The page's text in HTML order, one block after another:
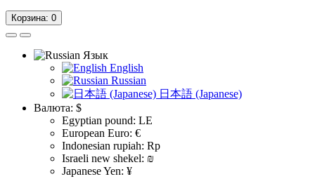
Корзина: 0
Язык
English
Russian
日本語 (Japanese)
Валюта: $
Egyptian pound: LE
European Euro: €
Indonesian rupiah: Rp
Israeli new shekel: ₪
Japanese Yen: ¥